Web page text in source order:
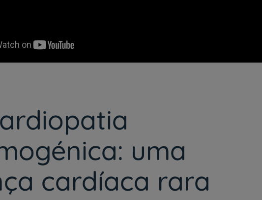
e bem-estar
Áreas da Saúde
uma
cardíaca rara